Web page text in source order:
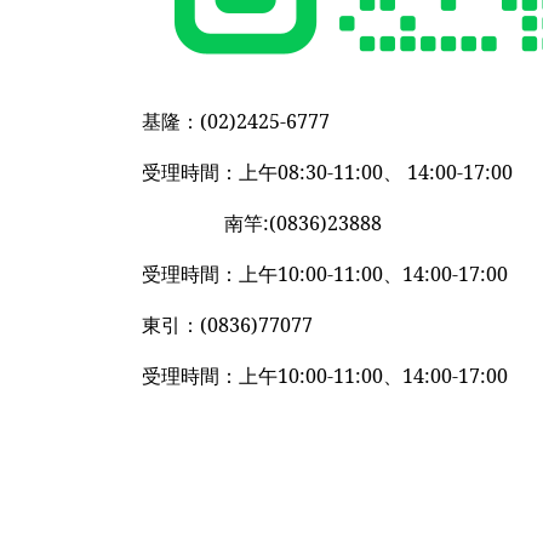
基隆：(02)2425-6777
受理時間：上午08:30-11:00、 14:00-17:00
南竿:(0836)23888
受理時間：上午10:00-11:00、14:00-17:00
東引：(0836)77077
受理時間：上午10:00-11:00、14:00-17:00